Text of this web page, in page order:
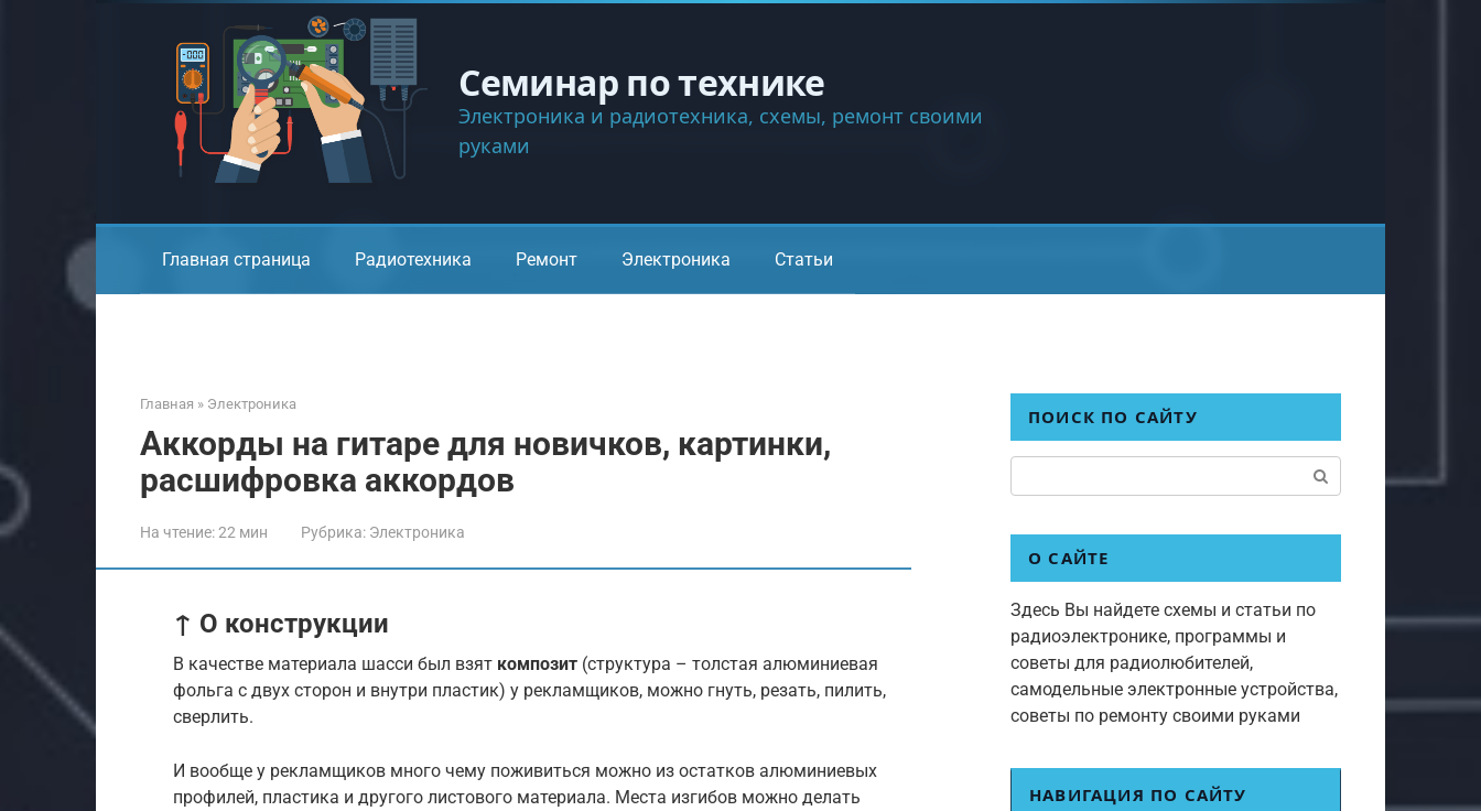
Семинар по технике
Электроника и радиотехника, схемы, ремонт своими
руками
Главная страница Радиотехника Ремонт Электроника Статьи
Главная » Электроника
Аккорды на гитаре для новичков, картинки,
расшифровка аккордов
На чтение:22 мин Рубрика: Электроника
↑ О конструкции
В качестве материала шасси был взят композит (структура – толстая алюминиевая
фольга с двух сторон и внутри пластик) у рекламщиков, можно гнуть, резать, пилить,
сверлить.
И вообще у рекламщиков много чему поживиться можно из остатков алюминиевых
профилей, пластика и другого листового материала. Места изгибов можно делать
ПОИСК ПО САЙТУ
О САЙТЕ
Здесь Вы найдете схемы и статьи по
радиоэлектронике, программы и
советы для радиолюбителей,
самодельные электронные устройства,
советы по ремонту своими руками
НАВИГАЦИЯ ПО САЙТУ